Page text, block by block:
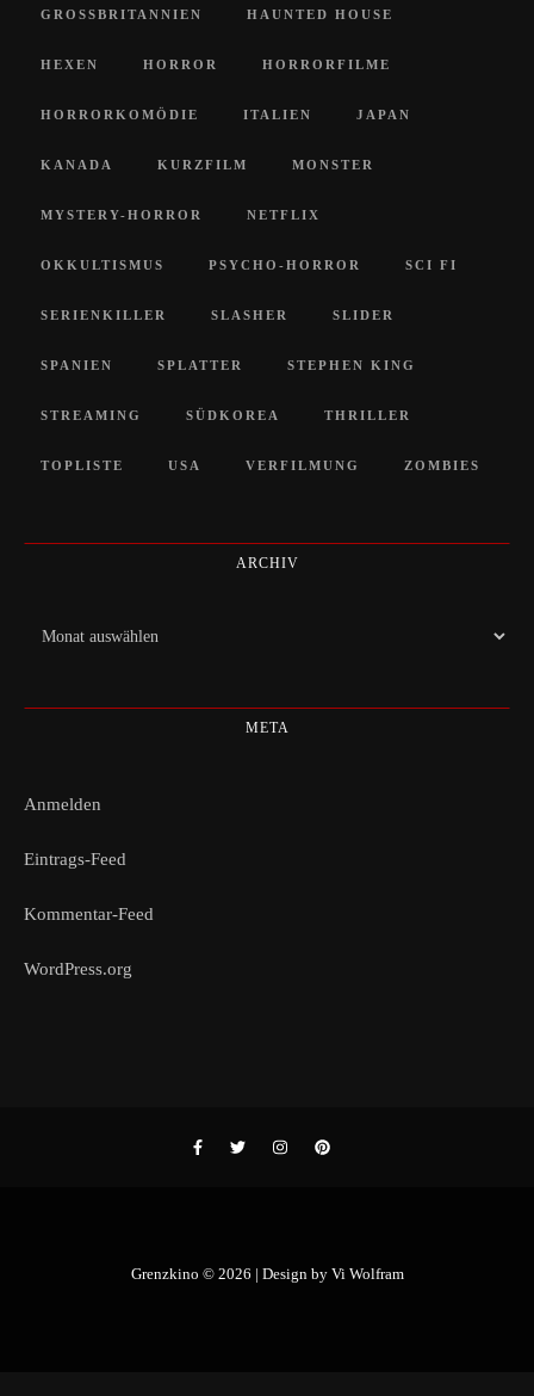
GROSSBRITANNIEN HAUNTED HOUSE
HEXEN HORROR HORRORFILME
HORRORKOMÖDIE ITALIEN JAPAN
KANADA KURZFILM MONSTER
MYSTERY-HORROR NETFLIX
OKKULTISMUS PSYCHO-HORROR SCI FI
SERIENKILLER SLASHER SLIDER
SPANIEN SPLATTER STEPHEN KING
STREAMING SÜDKOREA THRILLER
TOPLISTE USA VERFILMUNG ZOMBIES
ARCHIV
Archiv
META
Anmelden
Eintrags-Feed
Kommentar-Feed
WordPress.org
Grenzkino © 2026 | Design by Vi Wolfram